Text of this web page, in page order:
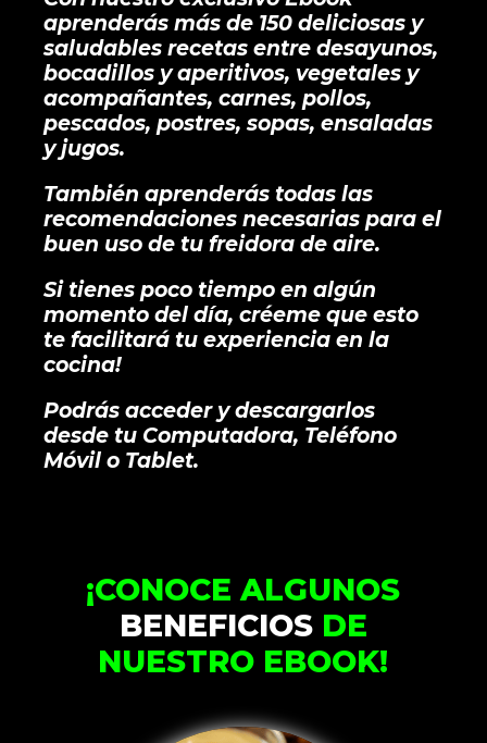
aprenderás más de 150 deliciosas y
saludables recetas entre desayunos,
bocadillos y aperitivos, vegetales y
acompañantes, carnes, pollos,
pescados, postres, sopas, ensaladas
y jugos.
También aprenderás todas las
recomendaciones necesarias para el
buen uso de tu freidora de aire.
Si tienes poco tiempo en algún
momento del día, créeme que esto
te facilitará tu experiencia en la
cocina!
Podrás acceder y descargarlos
desde tu Computadora, Teléfono
Móvil o Tablet.
¡CONOCE ALGUNOS
BENEFICIOSDE
NUESTRO EBOOK!